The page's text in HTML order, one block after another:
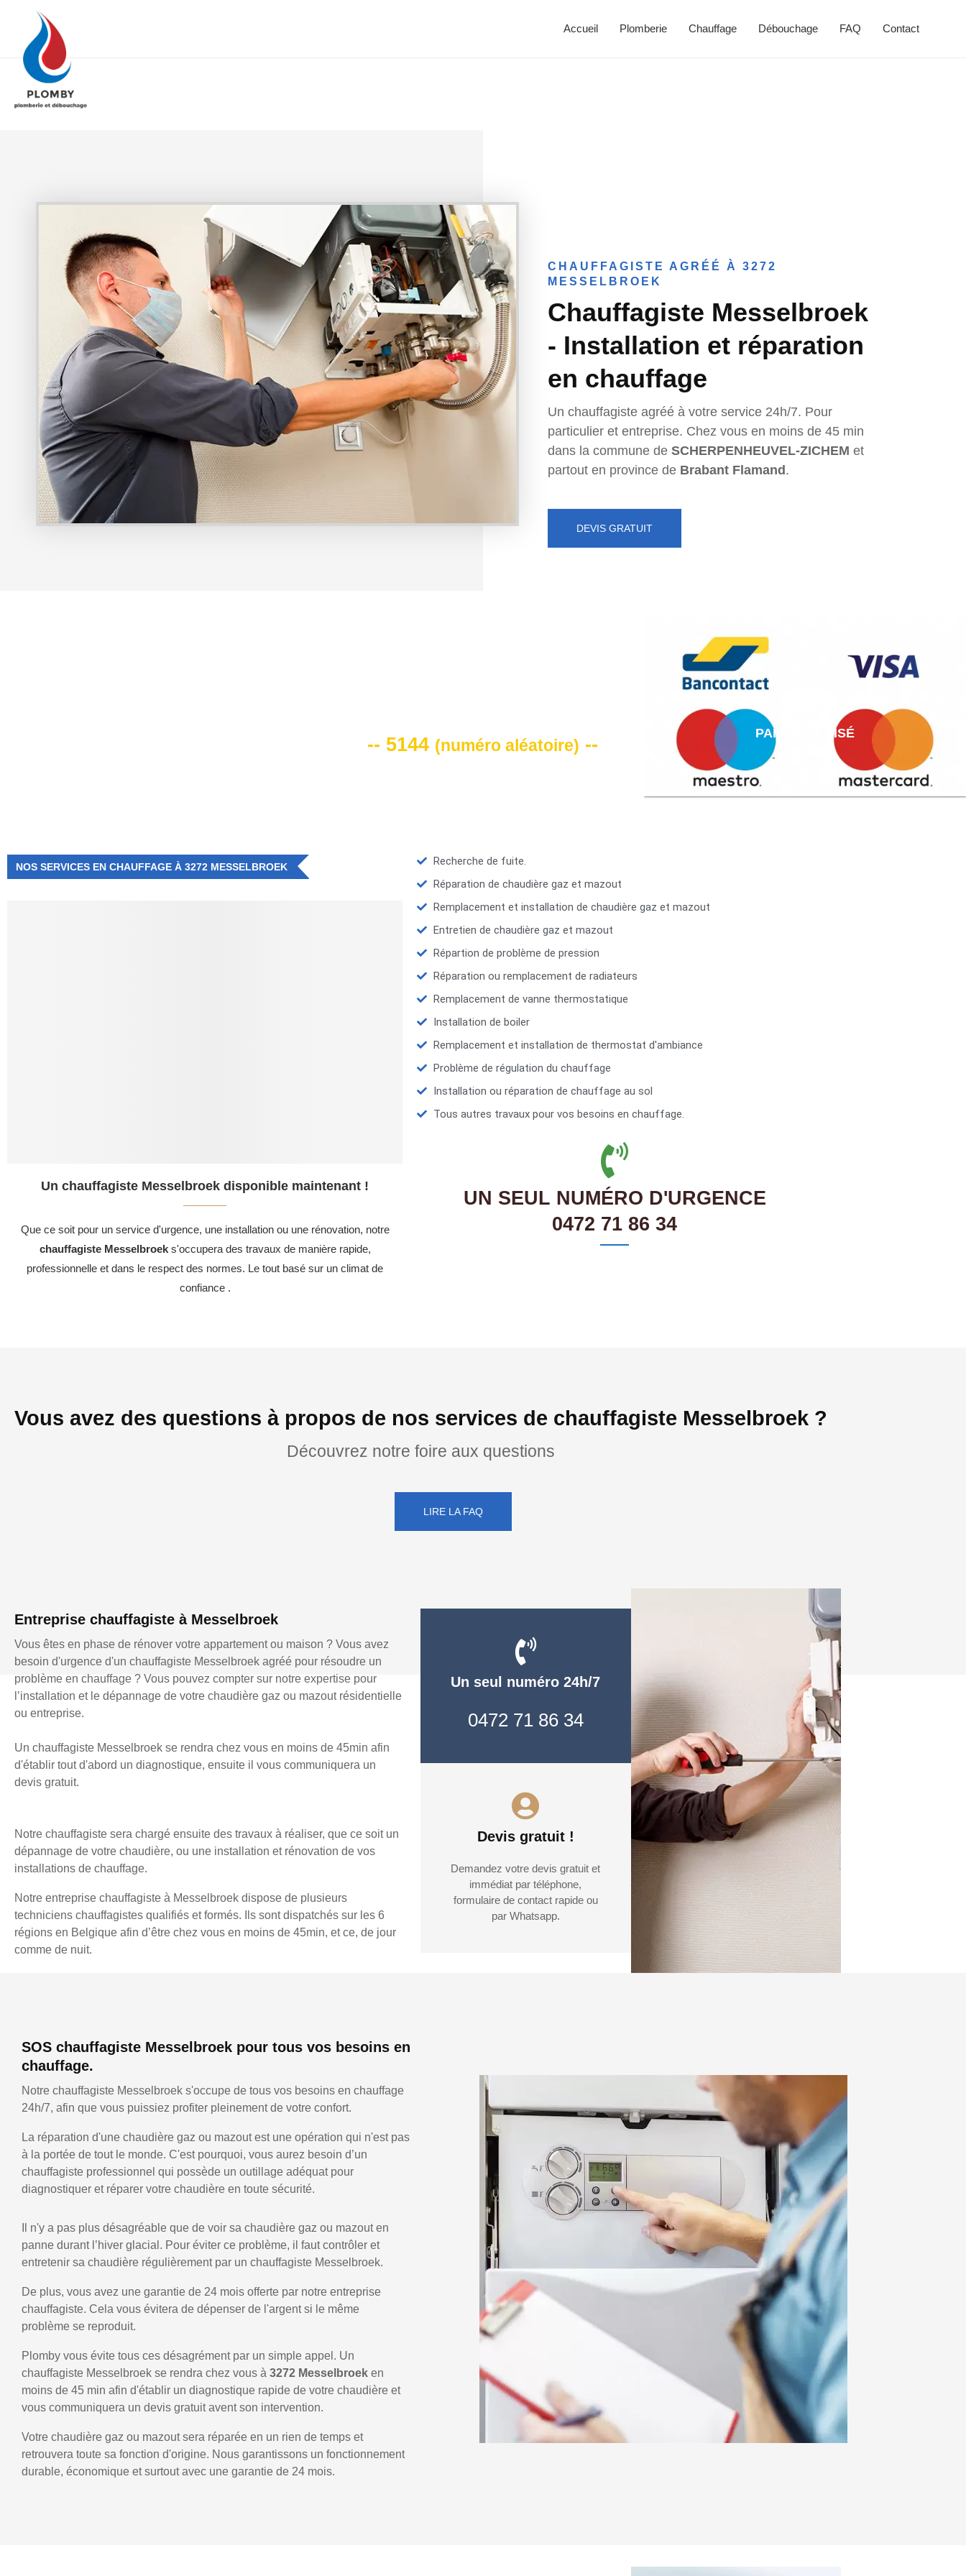
Accueil Plomberie Chauffage Débouchage FAQ Contact
CHAUFFAGISTE AGRÉÉ À 3272
MESSELBROEK
Chauffagiste Messelbroek
- Installation et réparation
en chauffage
Un chauffagiste agréé à votre service 24h/7. Pour
particulier et entreprise. Chez vous en moins de 45 min
dans la commune de SCHERPENHEUVEL-ZICHEM et
partout en province de Brabant Flamand .
DEVIS GRATUIT
-- 5144 (numéro aléatoire) --
PAIEMENT AISÉ
NOS SERVICES EN CHAUFFAGE À 3272 MESSELBROEK
Un chauffagiste Messelbroek disponible maintenant !
Que ce soit pour un service d'urgence, une installation ou une rénovation, notre
chauffagiste Messelbroeks'occupera des travaux de manière rapide,
professionnelle et dans le respect des normes. Le tout basé sur un climat de
confiance .
Recherche de fuite.
Réparation de chaudière gaz et mazout
Remplacement et installation de chaudière gaz et mazout
Entretien de chaudière gaz et mazout
Répartion de problème de pression
Réparation ou remplacement de radiateurs
Remplacement de vanne thermostatique
Installation de boiler
Remplacement et installation de thermostat d'ambiance
Problème de régulation du chauffage
Installation ou réparation de chauffage au sol
Tous autres travaux pour vos besoins en chauffage.
UN SEUL NUMÉRO D'URGENCE
0472 71 86 34
Vous avez des questions à propos de nos services de chauffagiste Messelbroek ?
Découvrez notre foire aux questions
LIRE LA FAQ
Entreprise chauffagiste à Messelbroek
Vous êtes en phase de rénover votre appartement ou maison ? Vous avez
besoin d'urgence d'un chauffagiste Messelbroek agréé pour résoudre un
problème en chauffage ? Vous pouvez compter sur notre expertise pour
l’installation et le dépannage de votre chaudière gaz ou mazout résidentielle
ou entreprise.
Un chauffagiste Messelbroek se rendra chez vous en moins de 45min afin
d'établir tout d'abord un diagnostique, ensuite il vous communiquera un
devis gratuit.
Notre chauffagiste sera chargé ensuite des travaux à réaliser, que ce soit un
dépannage de votre chaudière, ou une installation et rénovation de vos
installations de chauffage.
Notre entreprise chauffagiste à Messelbroek dispose de plusieurs
techniciens chauffagistes qualifiés et formés. Ils sont dispatchés sur les 6
régions en Belgique afin d’être chez vous en moins de 45min, et ce, de jour
comme de nuit.
Un seul numéro 24h/7
0472 71 86 34
Devis gratuit !
Demandez votre devis gratuit et
immédiat par téléphone,
formulaire de contact rapide ou
par Whatsapp.
SOS chauffagiste Messelbroek pour tous vos besoins en
chauffage.
Notre chauffagiste Messelbroek s'occupe de tous vos besoins en chauffage
24h/7, afin que vous puissiez profiter pleinement de votre confort.
La réparation d'une chaudière gaz ou mazout est une opération qui n'est pas
à la portée de tout le monde. C'est pourquoi, vous aurez besoin d’un
chauffagiste professionnel qui possède un outillage adéquat pour
diagnostiquer et réparer votre chaudière en toute sécurité.
Il n'y a pas plus désagréable que de voir sa chaudière gaz ou mazout en
panne durant l’hiver glacial. Pour éviter ce problème, il faut contrôler et
entretenir sa chaudière régulièrement par un chauffagiste Messelbroek.
De plus, vous avez une garantie de 24 mois offerte par notre entreprise
chauffagiste. Cela vous évitera de dépenser de l'argent si le même
problème se reproduit.
Plomby vous évite tous ces désagrément par un simple appel. Un
chauffagiste Messelbroek se rendra chez vous à 3272 Messelbroek en
moins de 45 min afin d'établir un diagnostique rapide de votre chaudière et
vous communiquera un devis gratuit avent son intervention.
Votre chaudière gaz ou mazout sera réparée en un rien de temps et
retrouvera toute sa fonction d'origine. Nous garantissons un fonctionnement
durable, économique et surtout avec une garantie de 24 mois.